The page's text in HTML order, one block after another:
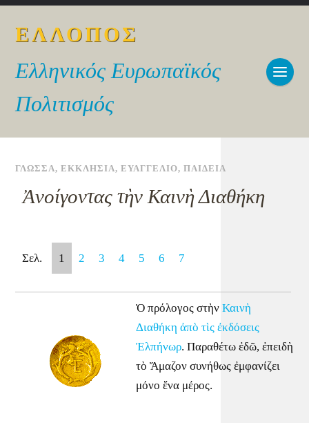
ΕΛΛΟΠΟΣ
Ελληνικός Ευρωπαϊκός
Πολιτισμός
ΓΛΩΣΣΑ,ΕΚΚΛΗΣΙΑ,ΕΥΑΓΓΕΛΙΟ,ΠΑΙΔΕΙΑ
Ἀνοίγοντας τὴν Καινὴ Διαθήκη
Σελ. 1 2 3 4 5 6 7
Ὁ πρόλογος στὴνΚαινὴ
Διαθήκη ἀπὸ τὶς ἐκδόσεις
Ἐλπήνωρ. Παραθέτω ἐδῶ, ἐπειδὴ
τὸ Ἄμαζον συνήθως ἐμφανίζει
μόνο ἕνα μέρος.